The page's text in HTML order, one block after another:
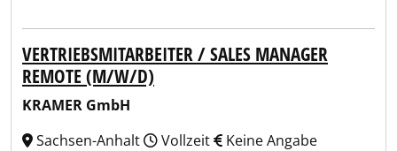
VERTRIEBSMITARBEITER / SALES MANAGER
REMOTE (M/W/D)
KRAMER GmbH
Sachsen-Anhalt
Vollzeit Keine Angabe